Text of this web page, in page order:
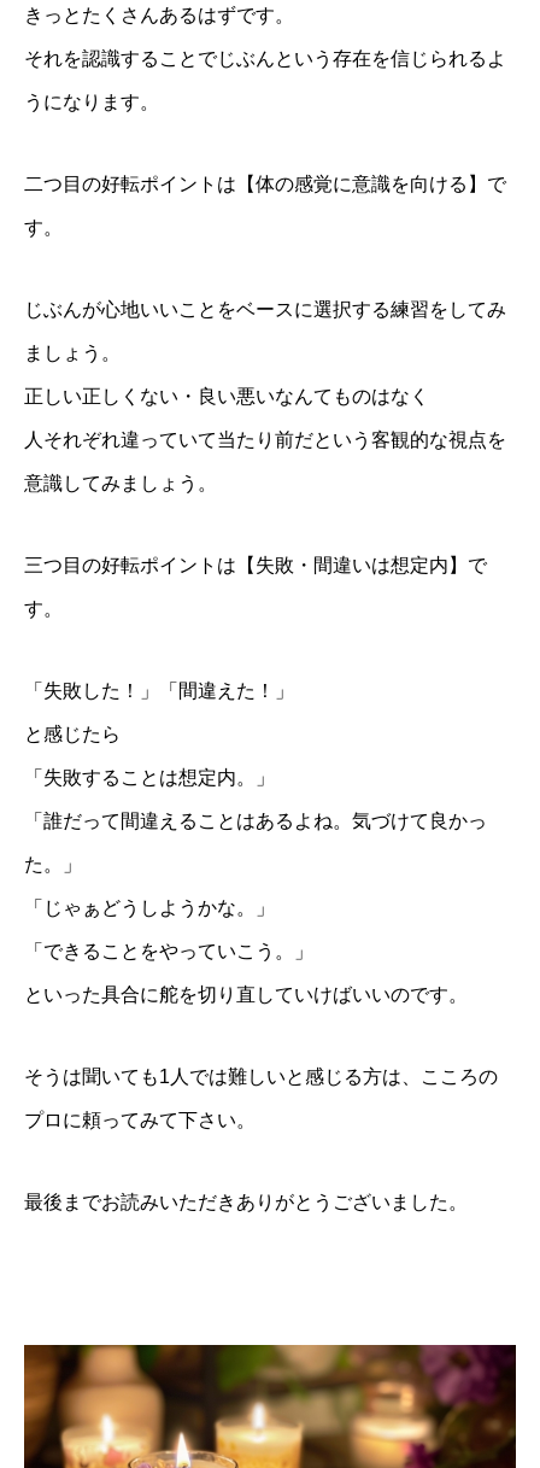
きっとたくさんあるはずです。
それを認識することでじぶんという存在を信じられるよ
うになります。
二つ目の好転ポイントは【体の感覚に意識を向ける】で
す。
じぶんが心地いいことをベースに選択する練習をしてみ
ましょう。
正しい正しくない・良い悪いなんてものはなく
人それぞれ違っていて当たり前だという客観的な視点を
意識してみましょう。
三つ目の好転ポイントは【失敗・間違いは想定内】で
す。
「失敗した！」「間違えた！」
と感じたら
「失敗することは想定内。」
「誰だって間違えることはあるよね。気づけて良かっ
た。」
「じゃぁどうしようかな。」
「できることをやっていこう。」
といった具合に舵を切り直していけばいいのです。
そうは聞いても1人では難しいと感じる方は、こころの
プロに頼ってみて下さい。
最後までお読みいただきありがとうございました。